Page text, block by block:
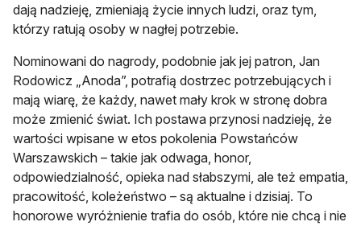
dają nadzieję, zmieniają życie innych ludzi, oraz tym,
którzy ratują osoby w nagłej potrzebie.
Nominowani do nagrody, podobnie jak jej patron, Jan
Rodowicz „Anoda”, potrafią dostrzec potrzebujących i
mają wiarę, że każdy, nawet mały krok w stronę dobra
może zmienić świat. Ich postawa przynosi nadzieję, że
wartości wpisane w etos pokolenia Powstańców
Warszawskich – takie jak odwaga, honor,
odpowiedzialność, opieka nad słabszymi, ale też empatia,
pracowitość, koleżeństwo – są aktualne i dzisiaj. To
honorowe wyróżnienie trafia do osób, które nie chcą i nie